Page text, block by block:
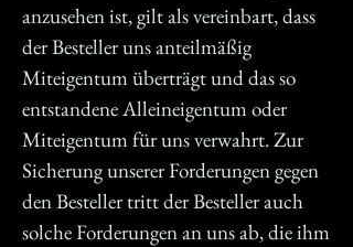
anzusehen ist, gilt als vereinbart, dass
der Besteller uns anteilmäßig
Miteigentum überträgt und das so
entstandene Alleineigentum oder
Miteigentum für uns verwahrt. Zur
Sicherung unserer Forderungen gegen
den Besteller tritt der Besteller auch
solche Forderungen an uns ab, die ihm